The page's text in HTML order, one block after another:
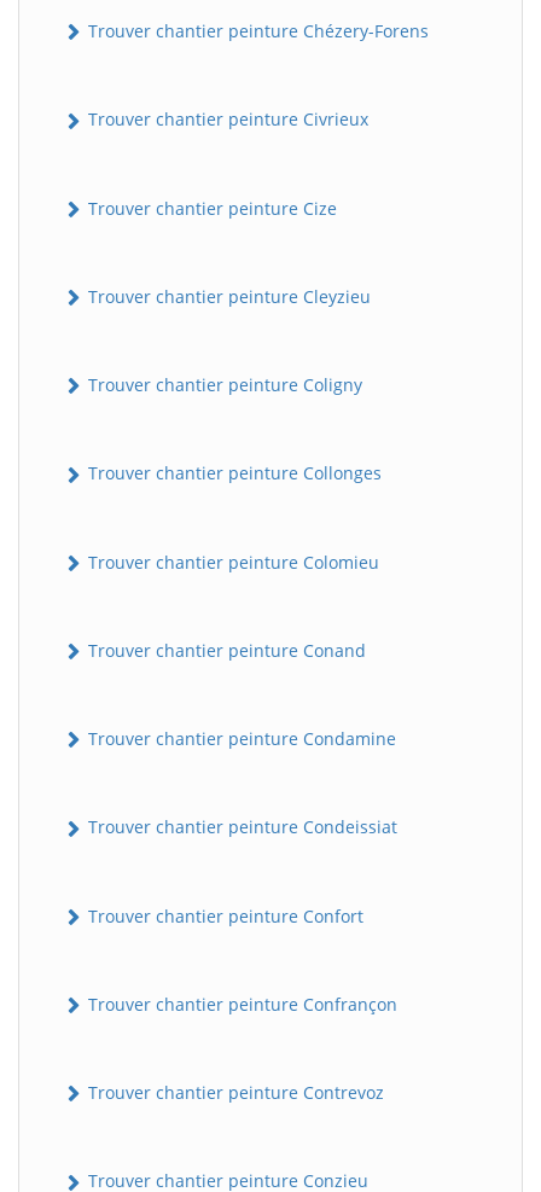
Trouver chantier peinture Chézery-Forens
Trouver chantier peinture Civrieux
Trouver chantier peinture Cize
Trouver chantier peinture Cleyzieu
Trouver chantier peinture Coligny
Trouver chantier peinture Collonges
Trouver chantier peinture Colomieu
Trouver chantier peinture Conand
Trouver chantier peinture Condamine
Trouver chantier peinture Condeissiat
Trouver chantier peinture Confort
Trouver chantier peinture Confrançon
Trouver chantier peinture Contrevoz
Trouver chantier peinture Conzieu
BatiWebPro